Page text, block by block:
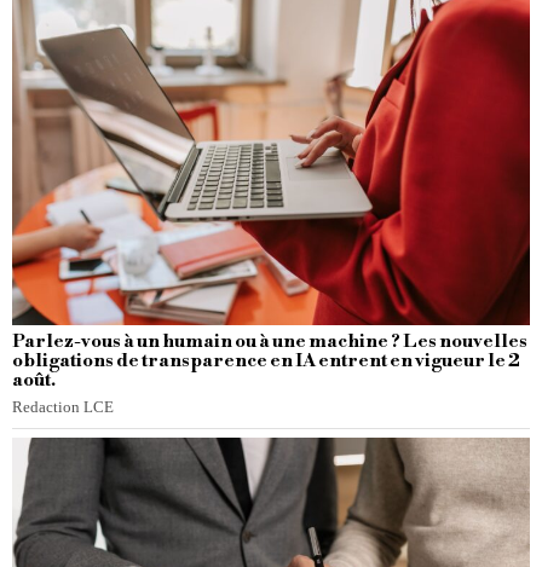
Parlez-vous à un humain ou à une machine ? Les nouvelles
obligations de transparence en IA entrent en vigueur le 2
août.
Redaction LCE